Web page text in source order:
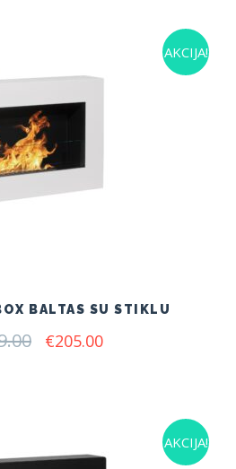
AKCIJA!
BALTAS SU STIKLU
Original
€205.00Current
AKCIJA!